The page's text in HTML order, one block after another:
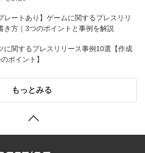
レートあり】ゲームに関するプレスリリ
き方｜3つのポイントと事例を解説
に関するプレスリリース事例10選【作成
ポイント】
もっとみる